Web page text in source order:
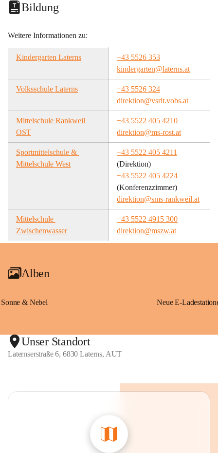
Bildung
Weitere Informationen zu:
Kindergarten Laterns
+43 5526 353
kindergarten@laterns.at
Volksschule Laterns
+43 5526 324
direktion@vsrlt.vobs.at
Mittelschule Rankweil
OST
+43 5522 405 4210
direktion@ms-rost.at
Sportmittelschule &
Mittelschule West
+43 5522 405 4211
(Direktion)
+43 5522 405 4224
(Konferenzzimmer)
direktion@sms-rankweil.at
Mittelschule
Zwischenwasser
+43 5522 4915 300
direktion@mszw.at
Alben
Sonne & Nebel
Unser Standort
Laternserstraße 6, 6830 Laterns, AUT